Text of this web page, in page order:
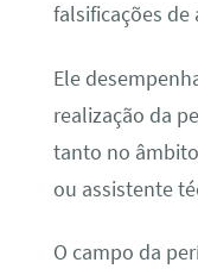
falsificações de
Ele
realização da
tanto no
ou assistente
O campo da